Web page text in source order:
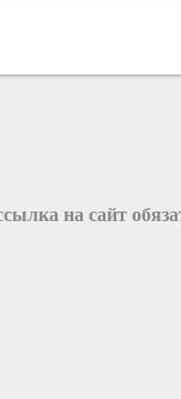
на сайт